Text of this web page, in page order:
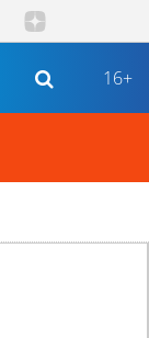
16+